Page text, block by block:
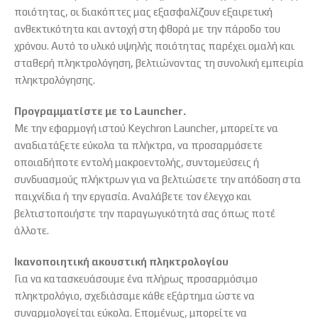
ποιότητας, οι διακόπτες μας εξασφαλίζουν εξαιρετική
ανθεκτικότητα και αντοχή στη φθορά με την πάροδο του
χρόνου. Αυτό το υλικό υψηλής ποιότητας παρέχει ομαλή και
σταθερή πληκτρολόγηση, βελτιώνοντας τη συνολική εμπειρία
πληκτρολόγησης.
Προγραμματίστε με το Launcher.
Με την εφαρμογή ιστού Keychron Launcher, μπορείτε να
αναδιατάξετε εύκολα τα πλήκτρα, να προσαρμόσετε
οποιαδήποτε εντολή μακροεντολής, συντομεύσεις ή
συνδυασμούς πλήκτρων για να βελτιώσετε την απόδοση στα
παιχνίδια ή την εργασία. Αναλάβετε τον έλεγχο και
βελτιστοποιήστε την παραγωγικότητά σας όπως ποτέ
άλλοτε.
Ικανοποιητική ακουστική πληκτρολογίου
Για να κατασκευάσουμε ένα πλήρως προσαρμόσιμο
πληκτρολόγιο, σχεδιάσαμε κάθε εξάρτημα ώστε να
συναρμολογείται εύκολα. Επομένως, μπορείτε να